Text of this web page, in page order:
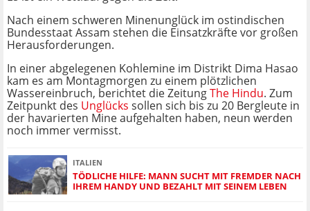
Nach einem schweren Minenunglück im ostindischen
Bundesstaat Assam stehen die Einsatzkräfte vor großen
Herausforderungen.
In einer abgelegenen Kohlemine im Distrikt Dima Hasao
kam es am Montagmorgen zu einem plötzlichen
Wassereinbruch, berichtet die ZeitungThe Hindu. Zum
Zeitpunkt des Unglücks sollen sich bis zu 20 Bergleute in
der havarierten Mine aufgehalten haben, neun werden
noch immer vermisst.
ITALIEN
TÖDLICHE HILFE: MANN SUCHT MIT FREMDER NACH
IHREM HANDY UND BEZAHLT MIT SEINEM LEBEN